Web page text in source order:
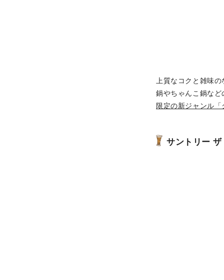
上質なコクと雑味
鍋やちゃんこ鍋な
限定の新ジャンル
サントリー ザ